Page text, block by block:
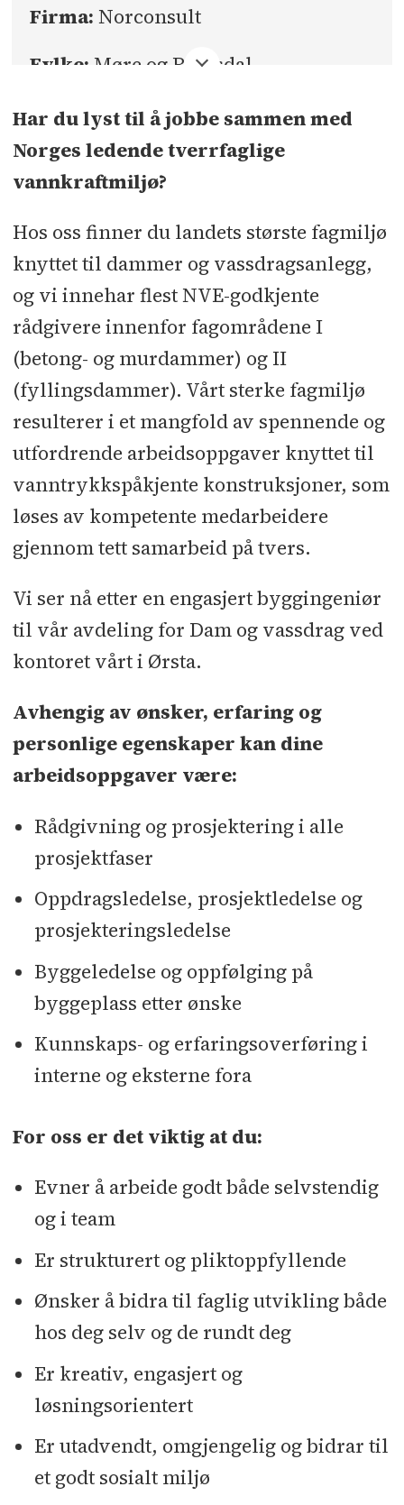
Firma: Norconsult
Fylke: Møre og Romsdal
Sted:Ørsta
Søknadsfrist:07.04.2026
Har du lyst til å jobbe sammen med
Norges ledende tverrfaglige
vannkraftmiljø?
Hos oss finner du landets største fagmiljø
knyttet til dammer og vassdragsanlegg,
og vi innehar flest NVE-godkjente
rådgivere innenfor fagområdene I
(betong- og murdammer) og II
(fyllingsdammer). Vårt sterke fagmiljø
resulterer i et mangfold av spennende og
utfordrende arbeidsoppgaver knyttet til
vanntrykkspåkjente konstruksjoner, som
løses av kompetente medarbeidere
gjennom tett samarbeid på tvers.
Vi ser nå etter en engasjert byggingeniør
til vår avdeling for Dam og vassdrag ved
kontoret vårt i Ørsta.
Avhengig av ønsker, erfaring og
personlige egenskaper kan dine
arbeidsoppgaver være:
Rådgivning og prosjektering i alle
prosjektfaser
Oppdragsledelse, prosjektledelse og
prosjekteringsledelse
Byggeledelse og oppfølging på
byggeplass etter ønske
Kunnskaps- og erfaringsoverføring i
interne og eksterne fora
For oss er det viktig at du:
Evner å arbeide godt både selvstendig
og i team
Er strukturert og pliktoppfyllende
Ønsker å bidra til faglig utvikling både
hos deg selv og de rundt deg
Er kreativ, engasjert og
løsningsorientert
Er utadvendt, omgjengelig og bidrar til
et godt sosialt miljø